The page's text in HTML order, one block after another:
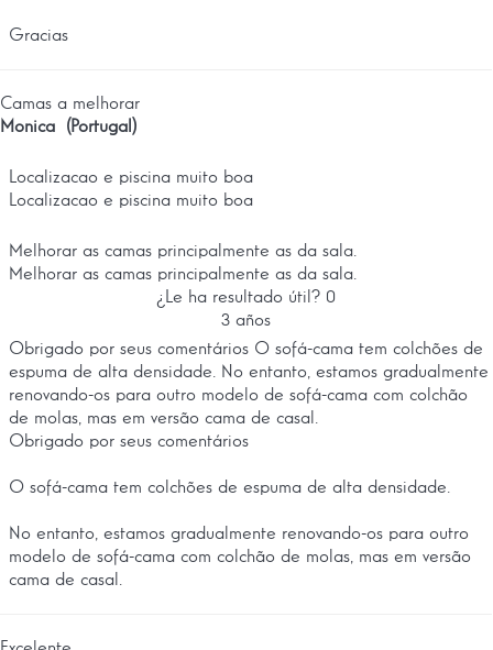
Gracias
Camas a melhorar
Monica (Portugal)
Localizacao e piscina muito boa
Localizacao e piscina muito boa
Melhorar as camas principalmente as da sala.
Melhorar as camas principalmente as da sala.
¿Le ha resultado útil? 0
3 años
Obrigado por seus comentários O sofá-cama tem colchões de
espuma de alta densidade. No entanto, estamos gradualmente
renovando-os para outro modelo de sofá-cama com colchão
de molas, mas em versão cama de casal.
Obrigado por seus comentários
O sofá-cama tem colchões de espuma de alta densidade.
No entanto, estamos gradualmente renovando-os para outro
modelo de sofá-cama com colchão de molas, mas em versão
cama de casal.